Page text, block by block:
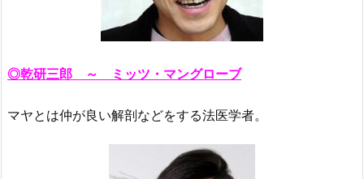
◎乾研三郎 ～ ミッツ・マングローブ
マヤとは仲が良い解剖などをする法医学者。